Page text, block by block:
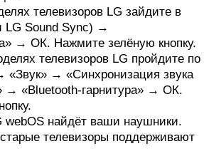
телевизоров LG зайдите в
LG Sound Sync) →
→ ОК. Нажмите зелёную кнопку.
телевизоров LG пройдите по
«Звук» → «Синхронизация звука
→ «Bluetooth‑гарнитура» → ОК.
webOS найдёт ваши наушники.
телевизоры поддерживают